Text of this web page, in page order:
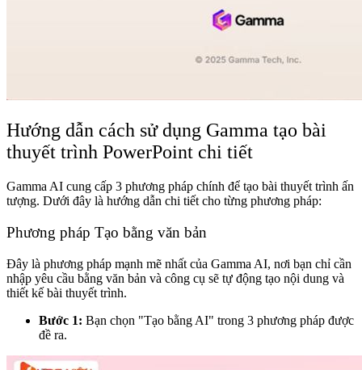
Hướng dẫn cách sử dụng Gamma tạo bài
thuyết trình PowerPoint chi tiết
Gamma AI cung cấp 3 phương pháp chính để tạo bài thuyết trình ấn
tượng. Dưới đây là hướng dẫn chi tiết cho từng phương pháp:
Phương pháp Tạo bằng văn bản
Đây là phương pháp mạnh mẽ nhất của Gamma AI, nơi bạn chỉ cần
nhập yêu cầu bằng văn bản và công cụ sẽ tự động tạo nội dung và
thiết kế bài thuyết trình.
Bước 1: Bạn chọn "Tạo bằng AI" trong 3 phương pháp được
đề ra.